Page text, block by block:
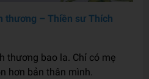
thương – Thiền sư Thích
thương bao la. Chỉ có mẹ
hơn bản thân mình.